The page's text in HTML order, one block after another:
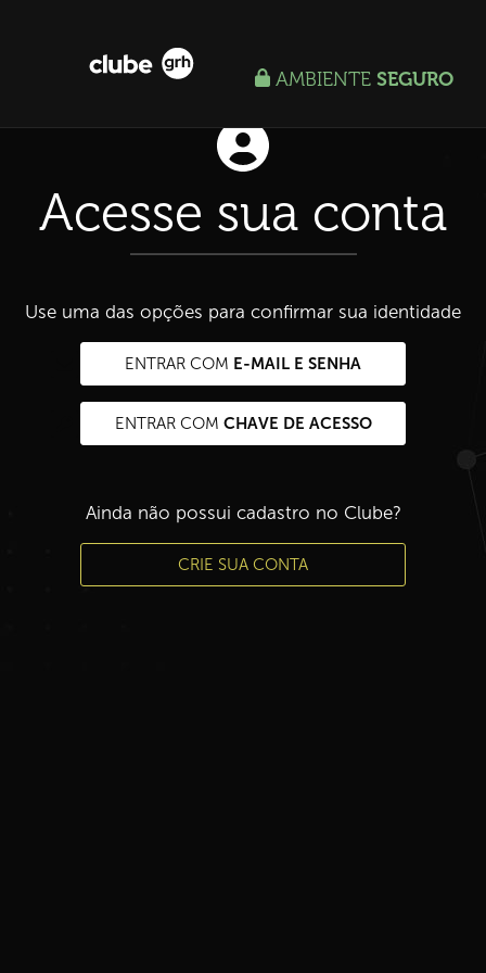
AMBIENTE SEGURO
Acesse sua conta
Use uma das opções para confirmar sua identidade
ENTRAR COM E-MAIL E SENHA
ENTRAR COM CHAVE DE ACESSO
Ainda não possui cadastro no Clube?
CRIE SUA CONTA